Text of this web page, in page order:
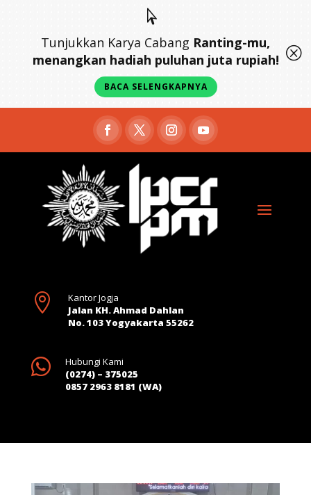

Tunjukkan Karya Cabang Ranting-mu,
menangkan hadiah puluhan juta rupiah!
BACA SELENGKAPNYA
Q

Kantor Jogja
Jalan KH. Ahmad Dahlan
No. 103 Yogyakarta 55262

Hubungi Kami
(0274) – 375025
0857 2963 8181 (WA)